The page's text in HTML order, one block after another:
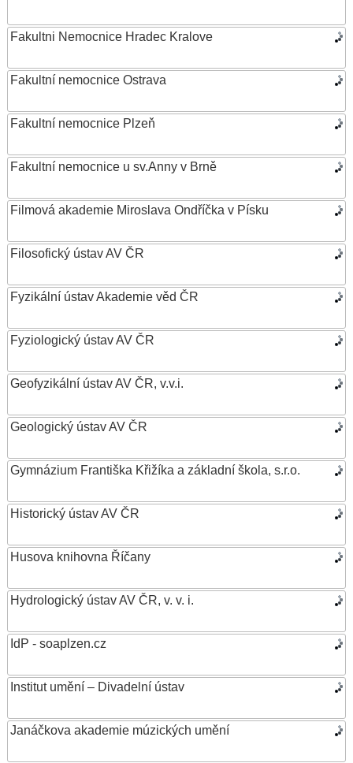
Fakultni Nemocnice Hradec Kralove
Fakultní nemocnice Ostrava
Fakultní nemocnice Plzeň
Fakultní nemocnice u sv.Anny v Brně
Filmová akademie Miroslava Ondříčka v Písku
Filosofický ústav AV ČR
Fyzikální ústav Akademie věd ČR
Fyziologický ústav AV ČR
Geofyzikální ústav AV ČR, v.v.i.
Geologický ústav AV ČR
Gymnázium Františka Křižíka a základní škola, s.r.o.
Historický ústav AV ČR
Husova knihovna Říčany
Hydrologický ústav AV ČR, v. v. i.
IdP - soaplzen.cz
Institut umění – Divadelní ústav
Janáčkova akademie múzických umění